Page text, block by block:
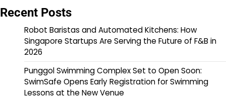
Recent Posts
Robot Baristas and Automated Kitchens: How
Singapore Startups Are Serving the Future of F&B in
2026
Punggol Swimming Complex Set to Open Soon:
SwimSafe Opens Early Registration for Swimming
Lessons at the New Venue